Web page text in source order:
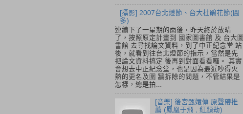
[攝影] 2007台北燈節、台大杜鵑花節(圖
多)
連續下了一星期的雨後，昨天終於放晴
了，按照原定計畫到 國家圖書館 及 台大圖
書館 去尋找論文資料，到了中正紀念堂 站
後，就看到往台北燈節的指示，當然是先
把論文資料搞定 後再到對面看看囉。 其實
會想去中正紀念堂，也是因為最近吵得火
熱的更名及圍 牆拆除的問題，不管結果是
怎樣，總是拍...
[音樂] 後宮甄嬛傳 原聲帶推
薦 (鳳凰于飛 , 紅顏劫)